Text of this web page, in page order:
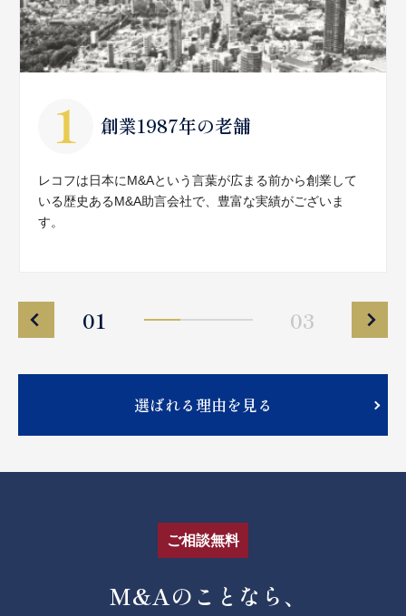
創業1987年の老舗
レコフは日本にM&Aという言葉が広まる前から創業して
いる歴史あるM&A助言会社で、豊富な実績がございま
す。
01 03
選ばれる理由を見る
ご相談無料
M&Aのことなら、